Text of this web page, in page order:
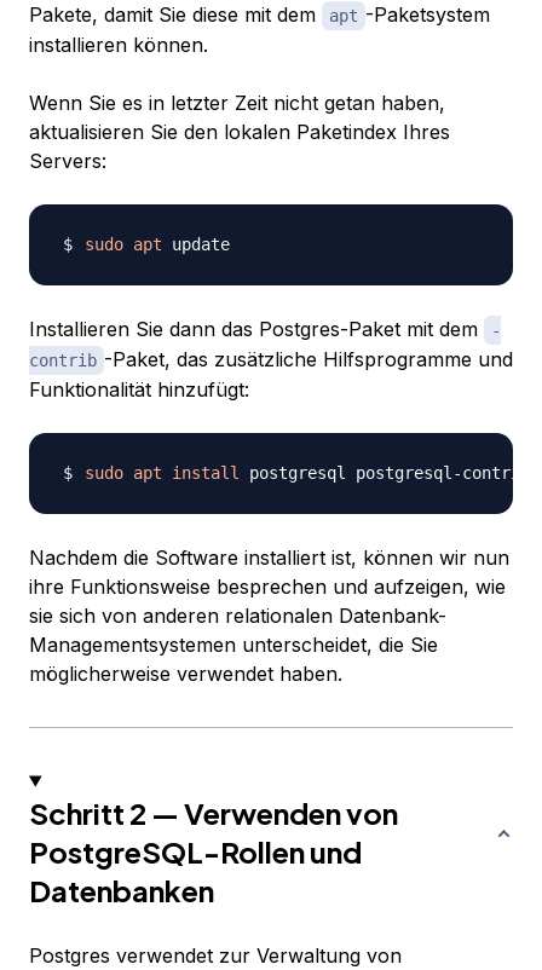
Pakete, damit Sie diese mit dem
apt -Paketsystem
installieren können.
Wenn Sie es in letzter Zeit nicht getan haben,
aktualisieren Sie den lokalen Paketindex Ihres
Servers:
sudo apt
Installieren Sie dann das Postgres-Paket mit dem
-
contrib -Paket, das zusätzliche Hilfsprogramme und
Funktionalität hinzufügt:
sudo apt install
Nachdem die Software installiert ist, können wir nun
ihre Funktionsweise besprechen und aufzeigen, wie
sie sich von anderen relationalen Datenbank-
Managementsystemen unterscheidet, die Sie
möglicherweise verwendet haben.
Schritt 2 — Verwenden von
PostgreSQL-Rollen und
Datenbanken
Postgres verwendet zur Verwaltung von